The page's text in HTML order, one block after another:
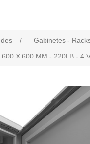
/ Gabinetes -
X 600 MM - 220LB - 4